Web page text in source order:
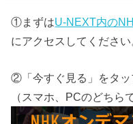
①まずはU-NEXT内の
にアクセスしてください
②「今すぐ見る」をタッ
（スマホ、PCのどちら